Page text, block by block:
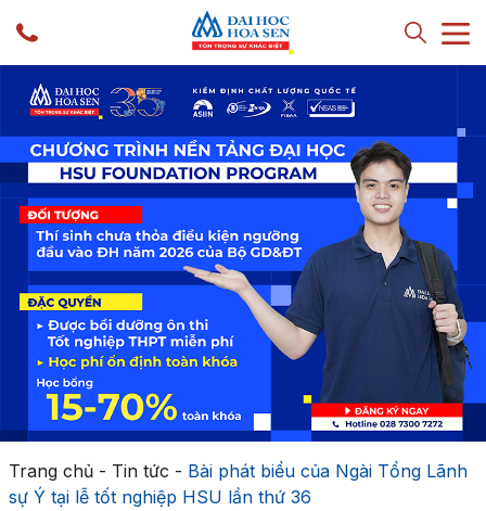
Trang chủ- Tin tức - Bài phát biểu của Ngài Tổng Lãnh
sự Ý tại lễ tốt nghiệp HSU lần thứ 36